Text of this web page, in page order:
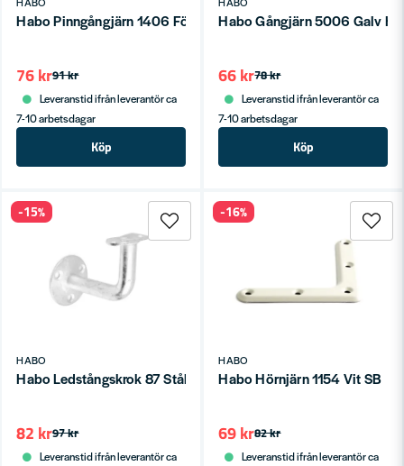
Habo Pinngångjärn 1406 Förm SB
91 kr
76 kr
Leveranstid ifrån leverantör ca
7-10 arbetsdagar
Köp
Habo Gångjärn 5006 Galv
78 kr
66 kr
Leveranstid ifrån leverantör ca
7-10 arbetsdagar
Köp
HABO
Habo Ledstångskrok 87 Stål Varmgalv SB
97 kr
82 kr
Leveranstid ifrån leverantör ca
-15%
HABO
Habo Hörnjärn 1154 Vit SB
82 kr
69 kr
Leveranstid ifrån leverantör ca
-16%